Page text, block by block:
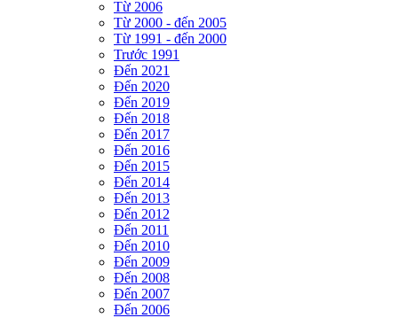
Từ 2006
Từ 2000 - đến 2005
Từ 1991 - đến 2000
Trước 1991
Đến 2021
Đến 2020
Đến 2019
Đến 2018
Đến 2017
Đến 2016
Đến 2015
Đến 2014
Đến 2013
Đến 2012
Đến 2011
Đến 2010
Đến 2009
Đến 2008
Đến 2007
Đến 2006